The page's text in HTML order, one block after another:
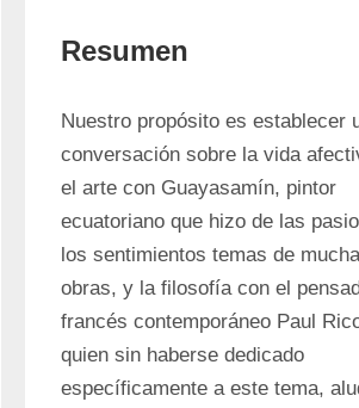
Resumen
Nuestro propósito es establecer
conversación sobre la vida
el arte con Guayasamín, pintor
ecuatoriano que hizo de las
los sentimientos temas de
obras, y la filosofía con el
francés contemporáneo Paul
quien sin haberse dedicado
específicamente a este tema,